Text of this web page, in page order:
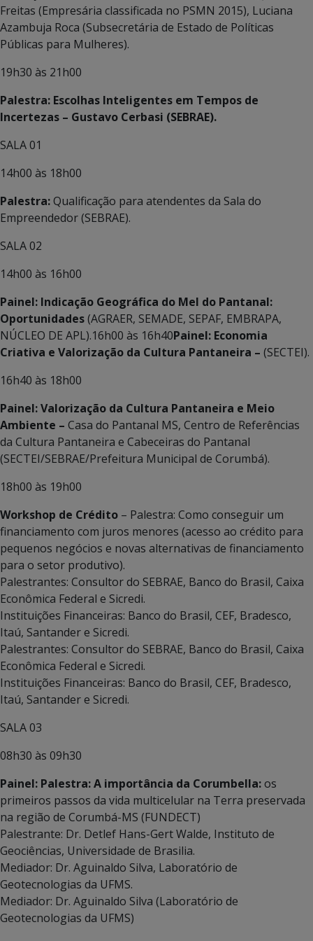
Freitas (Empresária classificada no PSMN 2015), Luciana
Azambuja Roca (Subsecretária de Estado de Políticas
Públicas para Mulheres).
19h30 às 21h00
Palestra: Escolhas Inteligentes em Tempos de
Incertezas – Gustavo Cerbasi (SEBRAE).
SALA 01
14h00 às 18h00
Palestra:Qualificação para atendentes da Sala do
Empreendedor (SEBRAE).
SALA 02
14h00 às 16h00
Painel: Indicação Geográfica do Mel do Pantanal:
Oportunidades(AGRAER, SEMADE, SEPAF, EMBRAPA,
NÚCLEO DE APL).16h00 às 16h40Painel: Economia
Criativa e Valorização da Cultura Pantaneira – (SECTEI).
16h40 às 18h00
Painel: Valorização da Cultura Pantaneira e Meio
Ambiente – Casa do Pantanal MS, Centro de Referências
da Cultura Pantaneira e Cabeceiras do Pantanal
(SECTEI/SEBRAE/Prefeitura Municipal de Corumbá).
18h00 às 19h00
Workshop de Crédito – Palestra: Como conseguir um
financiamento com juros menores (acesso ao crédito para
pequenos negócios e novas alternativas de financiamento
para o setor produtivo).
Palestrantes: Consultor do SEBRAE, Banco do Brasil, Caixa
Econômica Federal e Sicredi.
Instituições Financeiras: Banco do Brasil, CEF, Bradesco,
Itaú, Santander e Sicredi.
Palestrantes: Consultor do SEBRAE, Banco do Brasil, Caixa
Econômica Federal e Sicredi.
Instituições Financeiras: Banco do Brasil, CEF, Bradesco,
Itaú, Santander e Sicredi.
SALA 03
08h30 às 09h30
Painel: Palestra: A importância da Corumbella:os
primeiros passos da vida multicelular na Terra preservada
na região de Corumbá-MS (FUNDECT)
Palestrante: Dr. Detlef Hans-Gert Walde, Instituto de
Geociências, Universidade de Brasilia.
Mediador: Dr. Aguinaldo Silva, Laboratório de
Geotecnologias da UFMS.
Mediador: Dr. Aguinaldo Silva (Laboratório de
Geotecnologias da UFMS)